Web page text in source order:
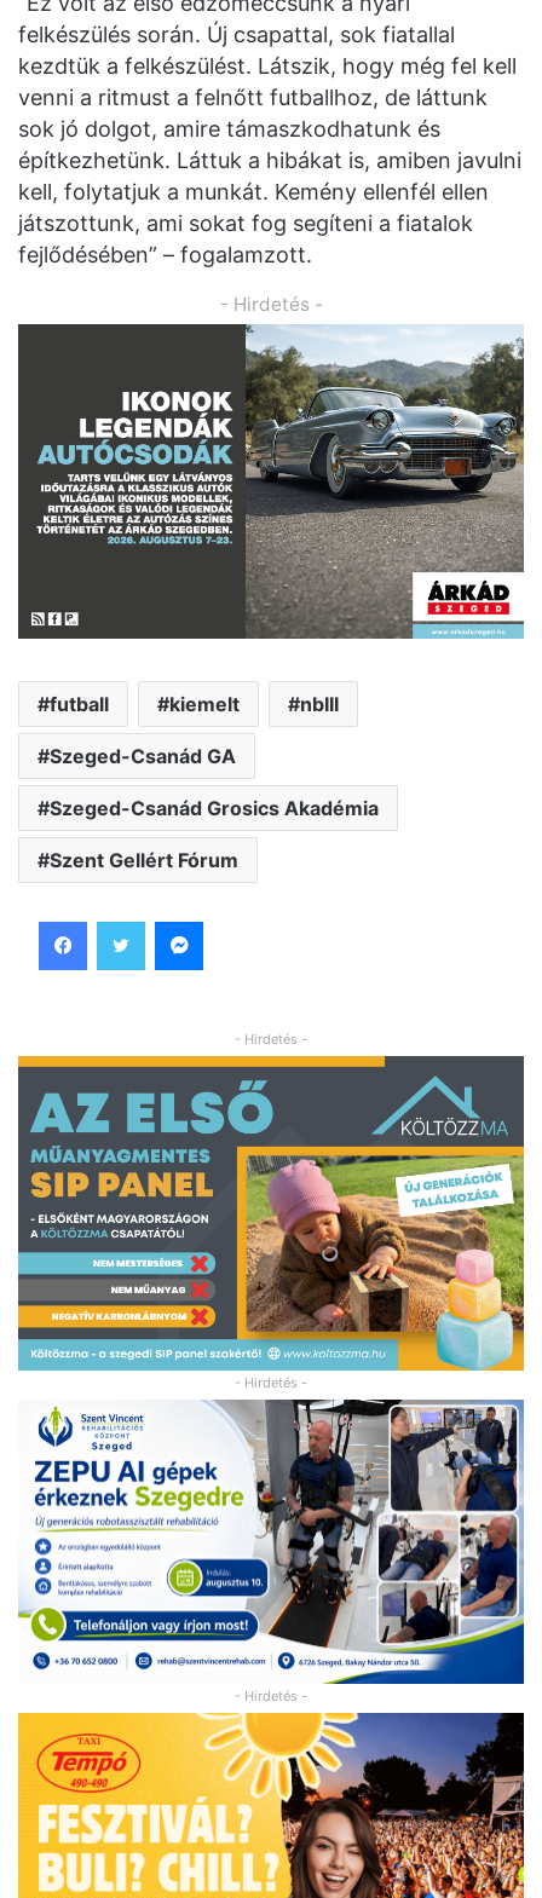
felkészülés során. Új csapattal, sok fiatallal
kezdtük a felkészülést. Látszik, hogy még fel kell
venni a ritmust a felnőtt futballhoz, de láttunk
sok jó dolgot, amire támaszkodhatunk és
építkezhetünk. Láttuk a hibákat is, amiben javulni
kell, folytatjuk a munkát. Kemény ellenfél ellen
játszottunk, ami sokat fog segíteni a fiatalok
fejlődésében” – fogalamzott.
- Hirdetés -
futball kiemelt nbIII
Szeged-Csanád GA
Szeged-Csanád Grosics Akadémia
Szent Gellért Fórum
- Hirdetés -
- Hirdetés -
- Hirdetés -